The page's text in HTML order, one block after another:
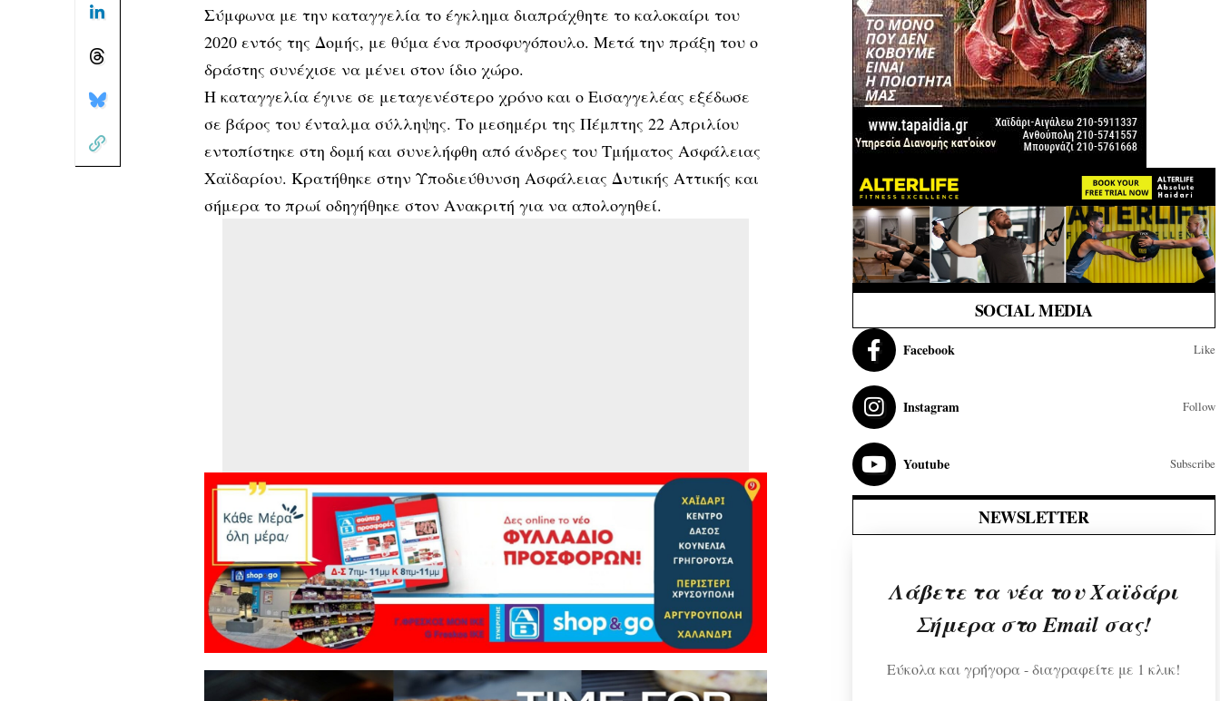
Σύμφωνα με την καταγγελία το έγκλημα διαπράχθητε το καλοκαίρι του
2020 εντός της Δομής, με θύμα ένα προσφυγόπουλο. Μετά την πράξη του ο
δράστης συνέχισε να μένει στον ίδιο χώρο.
Η καταγγελία έγινε σε μεταγενέστερο χρόνο και ο Εισαγγελέας εξέδωσε
σε βάρος του ένταλμα σύλληψης. Το μεσημέρι της Πέμπτης 22 Απριλίου
εντοπίστηκε στη δομή και συνελήφθη από άνδρες του Τμήματος Ασφάλειας
Χαϊδαρίου. Κρατήθηκε στην Υποδιεύθυνση Ασφάλειας Δυτικής Αττικής και
σήμερα το πρωί οδηγήθηκε στον Ανακριτή για να απολογηθεί.
SOCIAL MEDIA
Facebook Like
Instagram Follow
Youtube Subscribe
NEWSLETTER
Λάβετε τα νέα του Χαϊδάρι
Σήμερα στο Email σας!
Εύκολα και γρήγορα - διαγραφείτε με 1 κλικ!